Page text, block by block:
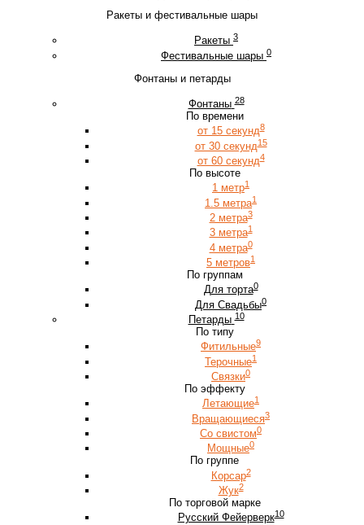
Ракеты и фестивальные шары
Ракеты 3
Фестивальные шары 0
Фонтаны и петарды
Фонтаны 28
По времени
от 15 секунд8
от 30 секунд15
от 60 секунд4
По высоте
1 метр1
1.5 метра1
2 метра3
3 метра1
4 метра0
5 метров1
По группам
Для торта0
Для Свадьбы0
Петарды 10
По типу
Фитильные9
Терочные1
Связки0
По эффекту
Летающие1
Вращающиеся3
Со свистом0
Мощные0
По группе
Корсар2
Жук2
По торговой марке
Русский Фейерверк10